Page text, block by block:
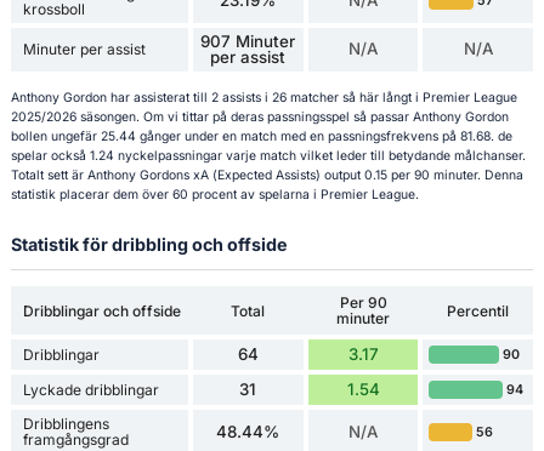
krossboll
Minuter per assist
907 Minuter
per assist
N/A N/A
Anthony Gordon har assisterat till 2 assists i 26 matcher så här långt i Premier League
2025/2026 säsongen. Om vi tittar på deras passningsspel så passar Anthony Gordon
bollen ungefär 25.44 gånger under en match med en passningsfrekvens på 81.68. de
spelar också 1.24 nyckelpassningar varje match vilket leder till betydande målchanser.
Totalt sett är Anthony Gordons xA (Expected Assists) output 0.15 per 90 minuter. Denna
statistik placerar dem över 60 procent av spelarna i Premier League.
Statistik för dribbling och offside
Dribblingar och offside Total
Per 90
minuter
Percentil
Dribblingar 64 3.17 90
Lyckade dribblingar 31 1.54 94
Dribblingens
framgångsgrad
48.44% N/A 56